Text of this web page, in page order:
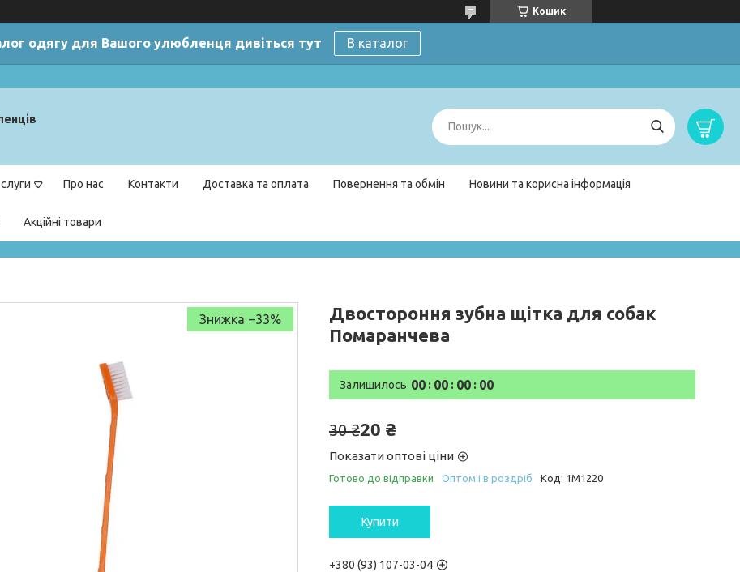
Кошик
одягу для Вашого улюбленця дивіться тут В каталог
Про нас Контакти Доставка та оплата Повернення та обмін Новини та корисна інформація
Акційні товари
–33%
Двостороння зубна щітка для собак
Помаранчева
Залишилось 00 00 00 00
30 ₴20 ₴
Показати оптові ціни
Готово до відправки Оптом і в роздріб Код: 1M1220
Купити
+380 (93) 107-03-04